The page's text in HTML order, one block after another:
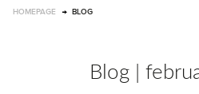
HOMEPAGE BLOG
Blog |